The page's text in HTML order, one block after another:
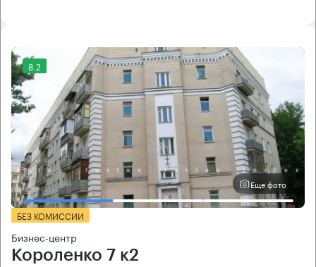
8.2
Еще фото
БЕЗ КОМИССИИ
Бизнес-центр
Короленко 7 к2